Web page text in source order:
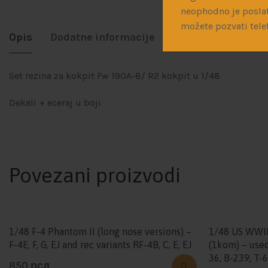
neophodno je
možete pozvati
Opis Dodatne informacije
Set rezina za kokpit Fw 190A-8/ R2 kokpit u 1/48
Dekali + eceraj u boji
Povezani proizvodi
1/48 F-4 Phantom II (long nose versions) –
F-4E, F, G, EJ and rec variants RF-4B, C, E, EJ
1/48 US
(1kom) –
36, B-239, T-